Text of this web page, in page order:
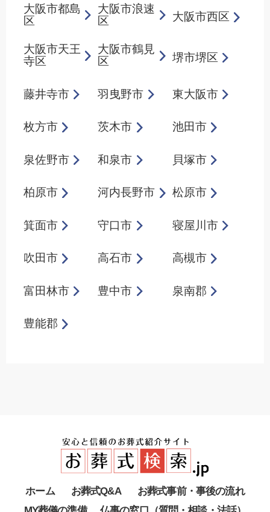
大阪市都島
区
大阪市浪速
区
大阪市西区
大阪市天王
寺区
大阪市鶴見
区
堺市堺区
藤井寺市 羽曳野市 東大阪市
枚方市 茨木市 池田市
泉佐野市 和泉市 貝塚市
柏原市 河内長野市 松原市
箕面市 守口市 寝屋川市
吹田市 高石市 高槻市
富田林市 豊中市 泉南郡
豊能郡
ホーム お葬式Q&A
お葬式事前・事後の流れ